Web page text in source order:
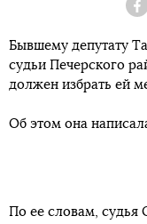
Бывшему депутату
судьи Печерского
должен избрать ей
Об этом она
По ее словам, судья